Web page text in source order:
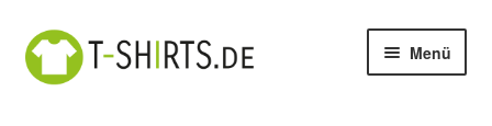
Zur
Navigation
Zum
Inhalt
Menü